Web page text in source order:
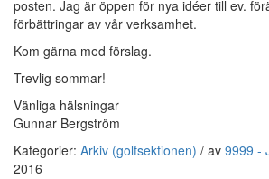
posten. Jag är öppen för nya idéer till ev.
förbättringar av vår verksamhet.
Kom gärna med förslag.
Trevlig sommar!
Vänliga hälsningar
Gunnar Bergström
Kategorier: Arkiv (golfsektionen) / av 9999 -
2016